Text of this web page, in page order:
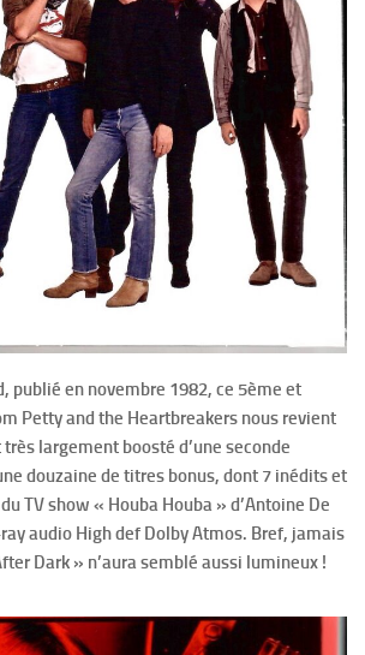
publié en novembre 1982, ce 5ème et
Petty and the Heartbreakers nous revient
largement boosté d’une seconde
douzaine de titres bonus, dont 7 inédits et
TV show « Houba Houba » d’Antoine De
audio High def Dolby Atmos. Bref, jamais
Dark » n’aura semblé aussi lumineux !